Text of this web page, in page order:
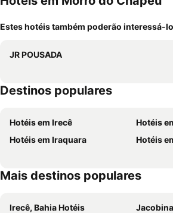
Estes hotéis também poderão interessá-
JR POUSADA
Destinos populares
Hotéis em Irecê
Hotéis
Hotéis em Iraquara
Hotéis
Mais destinos populares
Irecê, Bahia Hotéis